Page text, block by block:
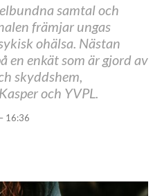
samtal och
främjar ungas
ohälsa. Nästan
en enkät som är gjord av
skyddshem,
och YVPL.
16:36